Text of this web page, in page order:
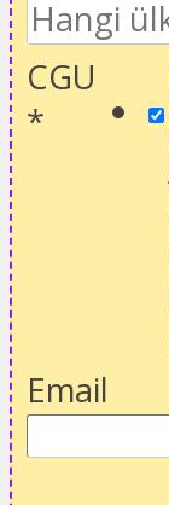
CGU
*
Email